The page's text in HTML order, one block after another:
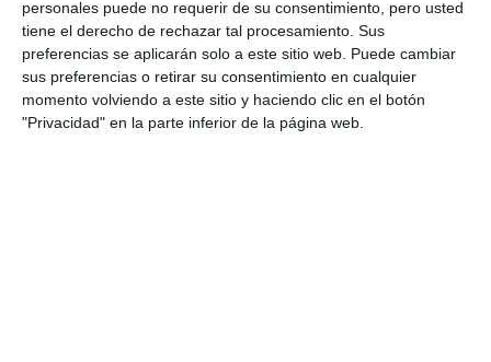
personales puede no requerir de su consentimiento, pero usted
tiene el derecho de rechazar tal procesamiento. Sus
preferencias se aplicarán solo a este sitio web. Puede cambiar
sus preferencias o retirar su consentimiento en cualquier
momento volviendo a este sitio y haciendo clic en el botón
"Privacidad" en la parte inferior de la página web.